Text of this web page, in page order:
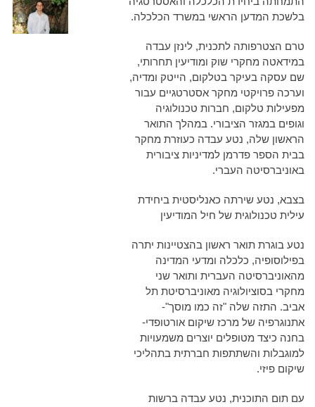
בלשכת המדען הראשי במשרד הכלכלה.
טרם הצטרפותה לתכנית, לינזן עבדה
במידאטה מחקרי שוק ומודיעין תחרותי,
שם עסקה בעיקר בטלקום, הייטק ומדיה,
וערכה פרויקטי מחקר אסטרטגיים עבור
מפעילות טלקום, חברות טכנולוגיה
וגופים במגזר הציבורי. במהלך התואר
הראשון שלה, נטע עבדה כעוזרת מחקר
בבית הספר פדרמן למדיניות ציבורית
באוניברסיטה העברי.
בצבא, נטע שירתה כאנליסטית ביחידת
עילית טכנולוגית של חיל המודיעין
נטע בוגרת תואר ראשון בהצטיינות יתרה
בפילוסופיה, כלכלה ומדעי המדינה
מהאוניברסיטה העברית ותואר שני
מחקרי בסוציולוגיה מאוניברסיטת תל
אביב. התזה שלה "זה כמו מוסך"-
אתנוגרפיה של מרכז שיקום אורטופדי-
בחנה כיצד מטופלים יוצרים משמעויות
למוגבלות והשתתפות חברתית בתהליכי
שיקום פיזי.
עם תום התוכנית, נטע עבדה ברשות